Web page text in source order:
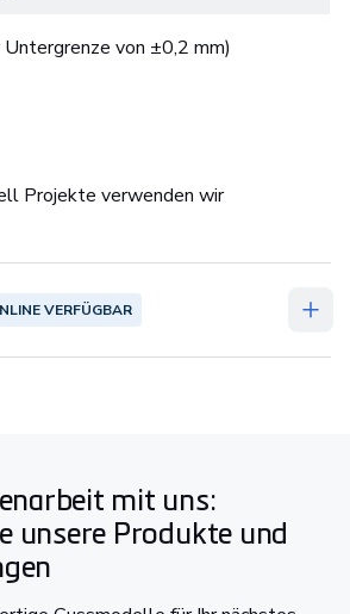
von ±0,2 mm)
Projekte verwenden wir
VERFÜGBAR
mit uns:
unsere Produkte und